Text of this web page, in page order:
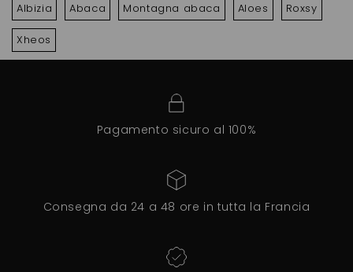
Albizia
Abaca Montagna abaca Aloes Roxsy
Xheos
Pagamento sicuro al 100%
Consegna da 24 a 48 ore in tutta la Francia